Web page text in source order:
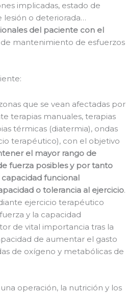
implicadas, estado de
lesión o deteriorada…
del paciente con el
mantenimiento de esfuerzos
que se vean afectadas por
terapias manuales, terapias
térmicas (diatermia), ondas
terapéutico), con el objetivo
el mayor rango de
fuerza posibles y por tanto
funcional
o tolerancia al ejercicio.
ejercicio terapéutico
y la capacidad
de vital importancia tras la
de aumentar el gasto
de oxígeno y metabólicas de
operación, la nutrición y los